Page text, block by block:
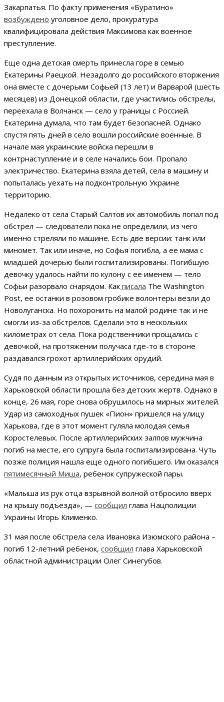
Закарпатья. По факту применения «Буратино»
возбуждено уголовное дело, прокуратура
квалифицировала действия Максимова как военное
преступление.
Еще одна детская смерть принесла горе в семью
Екатерины Раецкой. Незадолго до российского вторжения
она вместе с дочерьми Софьей (13 лет) и Варварой (шесть
месяцев) из Донецкой области, где участились обстрелы,
переехала в Волчанск — село у границы с Россией.
Екатерина думала, что там будет безопасней. Однако
спустя пять дней в село вошли российские военные. В
начале мая украинские войска перешли в
контрнаступление и в селе начались бои. Пропало
электричество. Екатерина взяла детей, села в машину и
попыталась уехать на подконтрольную Украине
территорию.
Недалеко от села Старый Салтов их автомобиль попал под
обстрел — следователи пока не определили, из чего
именно стреляли по машине. Есть две версии: танк или
миномет. Так или иначе, но Софья погибла, а ее мама с
младшей дочерью были госпитализированы. Погибшую
девочку удалось найти по кулону с ее именем — тело
Софьи разорвало снарядом. Как писала The Washington
Post, ее останки в розовом гробике волонтеры везли до
Новолуганска. Но похоронить на малой родине так и не
смогли из-за обстрелов. Сделали это в нескольких
километрах от села. Пока родственники прощались с
девочкой, на протяжении получаса где-то в стороне
раздавался грохот артиллерийских орудий.
Судя по данным из открытых источников, середина мая в
Харьковской области прошла без детских жертв. Однако в
конце, 26 мая, горе снова обрушилось на мирных жителей.
Удар из самоходных пушек «Пион» пришелся на улицу
Харькова, где в этот момент гуляла молодая семья
Коростелевых. После артиллерийских залпов мужчина
погиб на месте, его супруга была госпитализирована. Чуть
позже полиция нашла еще одного погибшего. Им оказался
пятимесячный Миша, ребенок супружеской пары.
«Малыша из рук отца взрывной волной отбросило вверх
на крышу подъезда», — сообщил глава Нацполиции
Украины Игорь Клименко.
31 мая после обстрела села Ивановка Изюмского района –
погиб 12-летний ребенок, сообщил глава Харьковской
областной администрации Олег Синегубов.